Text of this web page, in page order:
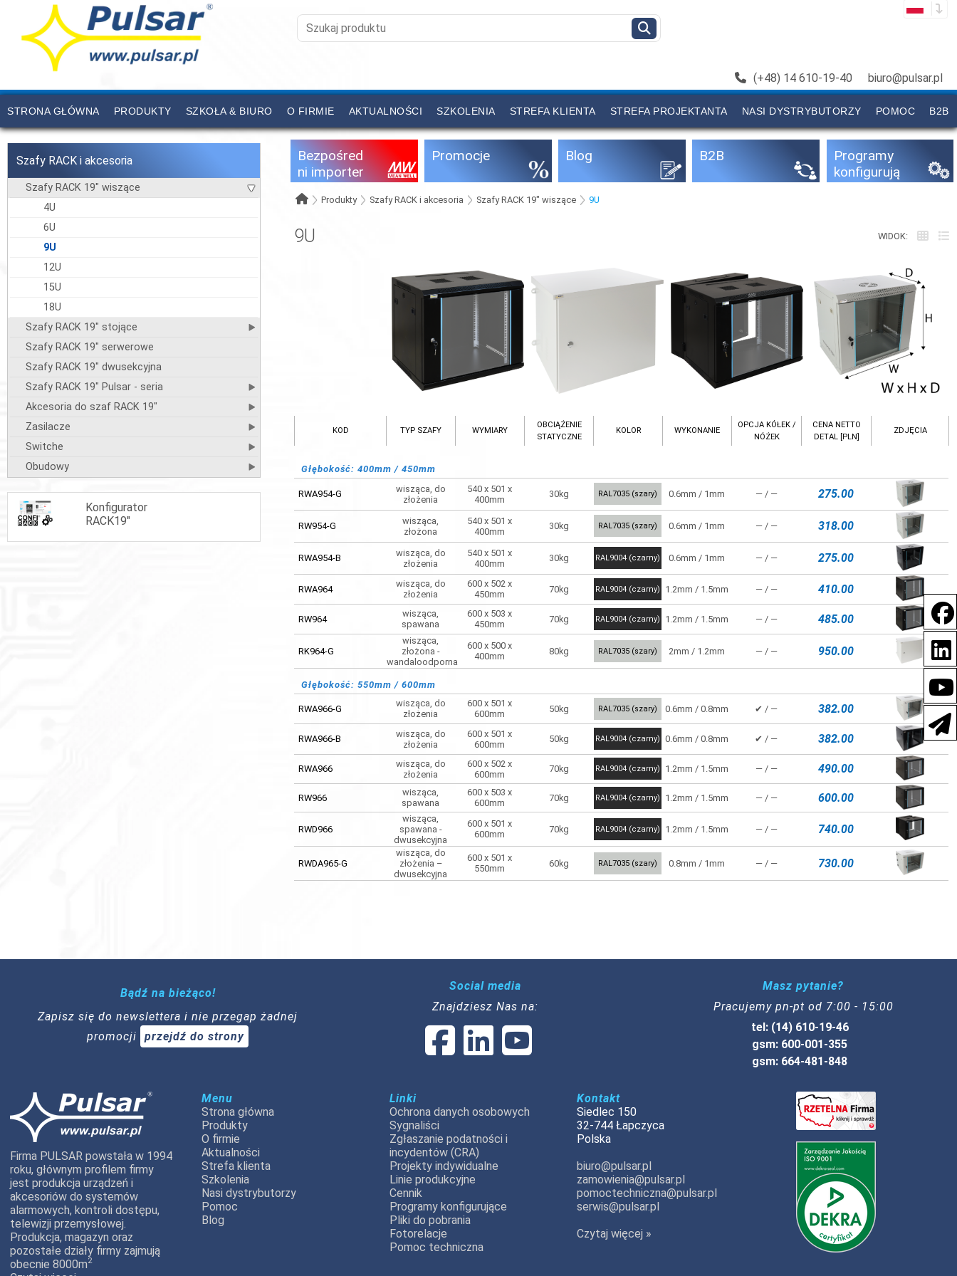
(+48) 14 610-19-40 biuro@pulsar.pl
STRONA GŁÓWNA PRODUKTY SZKOŁA & BIURO O FIRMIE AKTUALNOŚCI SZKOLENIA STREFA KLIENTA STREFA PROJEKTANTA NASI DYSTRYBUTORZY POMOC B2B
CENNIK KONTAKT
Szafy RACK i akcesoria
Szafy RACK 19" wiszące
4U
6U
9U
12U
15U
18U
Szafy RACK 19" stojące
Szafy RACK 19" serwerowe
Szafy RACK 19" dwusekcyjna
Szafy RACK 19" Pulsar - seria
Akcesoria do szaf RACK 19"
Zasilacze
Switche
Obudowy
Konfigurator
RACK19"
Bezpośred
ni importer
Promocje Blog B2B
Programy
konfigurują
Produkty Szafy RACK i akcesoria Szafy RACK 19" wiszące 9U
9U WIDOK:
KOD TYP SZAFY WYMIARY
OBCIĄŻENIE
STATYCZNE
KOLOR WYKONANIE
OPCJA KÓŁEK /
NÓŻEK
CENA NETTO
DETAL [PLN]
ZDJĘCIA
Głębokość: 400mm / 450mm
RWA954-G
wisząca, do
złożenia
540 x 501 x
400mm
30kg RAL7035 (szary) 0.6mm / 1mm ― / ― 275.00
RW954-G
wisząca,
złożona
540 x 501 x
400mm
30kg RAL7035 (szary) 0.6mm / 1mm ― / ― 318.00
RWA954-B
wisząca, do
złożenia
540 x 501 x
400mm
30kg RAL9004 (czarny) 0.6mm / 1mm ― / ― 275.00
RWA964
wisząca, do
złożenia
600 x 502 x
450mm
70kg RAL9004 (czarny) 1.2mm / 1.5mm ― / ― 410.00
RW964
wisząca,
spawana
600 x 503 x
450mm
70kg RAL9004 (czarny) 1.2mm / 1.5mm ― / ― 485.00
RK964-G
wisząca,
złożona -
wandaloodporna
600 x 500 x
400mm
80kg RAL7035 (szary) 2mm / 1.2mm ― / ― 950.00
Głębokość: 550mm / 600mm
RWA966-G
wisząca, do
złożenia
600 x 501 x
600mm
50kg RAL7035 (szary) 0.6mm / 0.8mm ✔ / ― 382.00
RWA966-B
wisząca, do
złożenia
600 x 501 x
600mm
50kg RAL9004 (czarny) 0.6mm / 0.8mm ✔ / ― 382.00
RWA966
wisząca, do
złożenia
600 x 502 x
600mm
70kg RAL9004 (czarny) 1.2mm / 1.5mm ― / ― 490.00
RW966
wisząca,
spawana
600 x 503 x
600mm
70kg RAL9004 (czarny) 1.2mm / 1.5mm ― / ― 600.00
RWD966
wisząca,
spawana -
dwusekcyjna
600 x 501 x
600mm
70kg RAL9004 (czarny) 1.2mm / 1.5mm ― / ― 740.00
RWDA965-G
wisząca, do
złożenia –
dwusekcyjna
600 x 501 x
550mm
60kg RAL7035 (szary) 0.8mm / 1mm ― / ― 730.00
Bądź na bieżąco!
Zapisz się do newslettera i nie przegap żadnej
promocji
przejdź do strony
Social media
Znajdziesz Nas na:
Masz pytanie?
Pracujemy pn-pt od 7:00 - 15:00
tel: (14) 610-19-46
gsm: 600-001-355
gsm: 664-481-848
Firma PULSAR powstała w 1994
roku, głównym profilem firmy
jest produkcja urządzeń i
akcesoriów do systemów
alarmowych, kontroli dostępu,
telewizji przemysłowej.
Produkcja, magazyn oraz
pozostałe działy firmy zajmują
obecnie 8000m2
Menu
Strona główna
Produkty
O firmie
Aktualności
Strefa klienta
Szkolenia
Nasi dystrybutorzy
Pomoc
Blog
Linki
Ochrona danych osobowych
Sygnaliści
Zgłaszanie podatności i
incydentów (CRA)
Projekty indywidualne
Linie produkcyjne
Cennik
Programy konfigurujące
Pliki do pobrania
Fotorelacje
Pomoc techniczna
Kontakt
Siedlec 150
32-744 Łapczyca
Polska
biuro@pulsar.pl
zamowienia@pulsar.pl
pomoctechniczna@pulsar.pl
serwis@pulsar.pl
Czytaj więcej »